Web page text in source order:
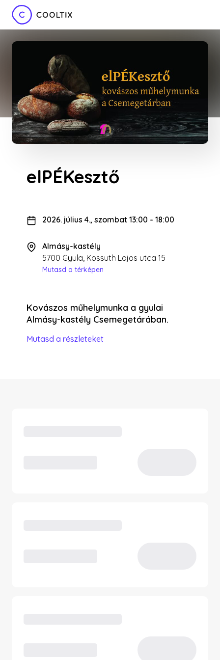
elPÉKesztő
2026. július 4., szombat 13:00 - 18:00
Almásy-kastély
5700 Gyula, Kossuth Lajos utca 15
Mutasd a térképen
Kovászos műhelymunka a gyulai
Almásy-kastély Csemegetárában.
Mutasd a részleteket